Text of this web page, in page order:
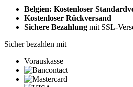
Belgien: Kostenloser
Kostenloser Rückversand
Sichere Bezahlung mit SSL-
Sicher bezahlen mit
Vorauskasse